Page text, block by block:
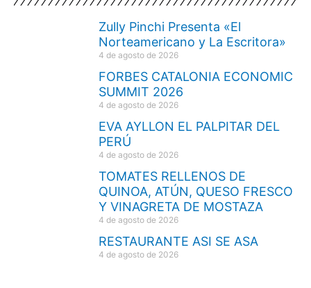
Zully Pinchi Presenta «El
Norteamericano y La Escritora»
4 de agosto de 2026
FORBES CATALONIA ECONOMIC
SUMMIT 2026
4 de agosto de 2026
EVA AYLLON EL PALPITAR DEL
PERÚ
4 de agosto de 2026
TOMATES RELLENOS DE
QUINOA, ATÚN, QUESO FRESCO
Y VINAGRETA DE MOSTAZA
4 de agosto de 2026
RESTAURANTE ASI SE ASA
4 de agosto de 2026